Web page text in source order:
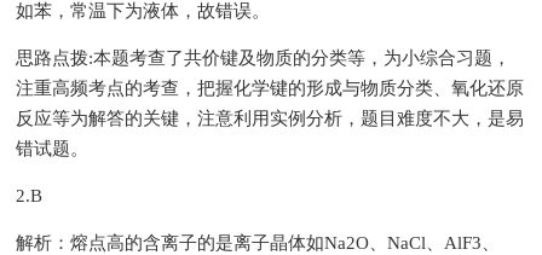
如苯，常温下为液体，故错误。
思路点拨:本题考查了共价键及物质的分类等，为小综合习题，
注重高频考点的考查，把握化学键的形成与物质分类、氧化还原
反应等为解答的关键，注意利用实例分析，题目难度不大，是易
错试题。
2.B
解析：熔点高的含离子的是离子晶体如Na2O、NaCl、AlF3、